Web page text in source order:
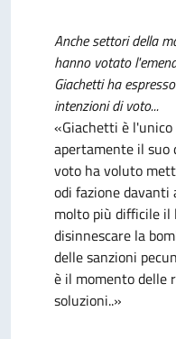
Anche settori della
hanno votato
Giachetti ha
intenzioni di voto...
«Giachetti è l'unico
apertamente il suo
voto ha voluto
odi fazione davanti
molto più difficile il
disinnescare la
delle sanzioni
è il momento delle
soluzioni..»